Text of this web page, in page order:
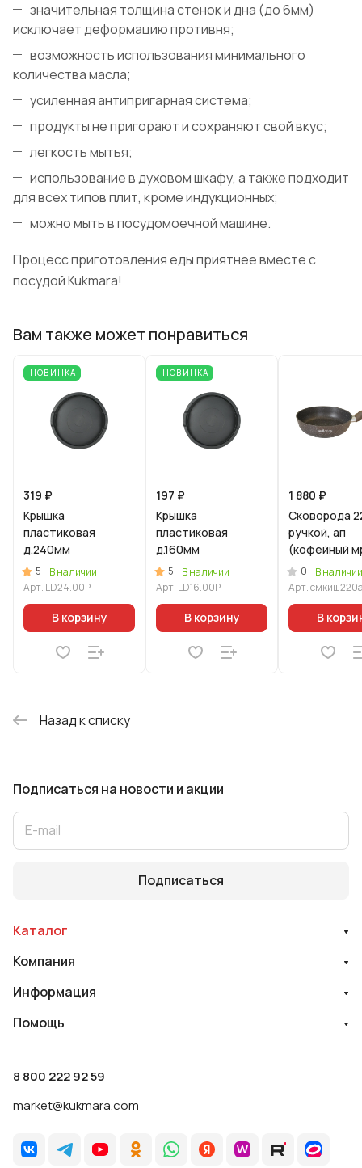
значительная толщина стенок и дна (до 6мм)
исключает деформацию противня;
возможность использования минимального
количества масла;
усиленная антипригарная система;
продукты не пригорают и сохраняют свой вкус;
легкость мытья;
использование в духовом шкафу, а также подходит
для всех типов плит, кроме индукционных;
можно мыть в посудомоечной машине.
Процесс приготовления еды приятнее вместе с
посудой Kukmara!
Вам также может понравиться
НОВИНКА
319 ₽
Крышка
пластиковая
д.240мм
5
В наличии
Арт. LD24.00P
В корзину
НОВИНКА
197 ₽
Крышка
пластиковая
д.160мм
5
В наличии
Арт. LD16.00P
В корзину
1 880 ₽
Сковорода
ручкой, ап
(кофейный
линия
0
В наличии
Арт.
В
Назад к списку
Подписаться на новости и акции
Подписаться
Каталог
Компания
Информация
Помощь
8 800 222 92 59
market@kukmara.com